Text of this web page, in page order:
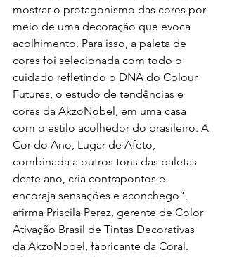
mostrar o protagonismo das cores por
meio de uma decoração que evoca
acolhimento. Para isso, a paleta de
cores foi selecionada com todo o
cuidado refletindo o DNA do Colour
Futures, o estudo de tendências e
cores da AkzoNobel, em uma casa
com o estilo acolhedor do brasileiro. A
Cor do Ano, Lugar de Afeto,
combinada a outros tons das paletas
deste ano, cria contrapontos e
encoraja sensações e aconchego”,
afirma Priscila Perez, gerente de Color
Ativação Brasil de Tintas Decorativas
da AkzoNobel, fabricante da Coral.